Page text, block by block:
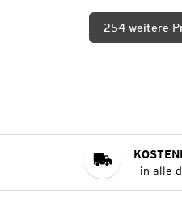
254 weitere
in alle